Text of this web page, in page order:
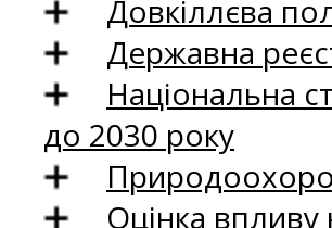
Довкіллєва
Державна
Національна
до 2030 року
Оцінка впливу